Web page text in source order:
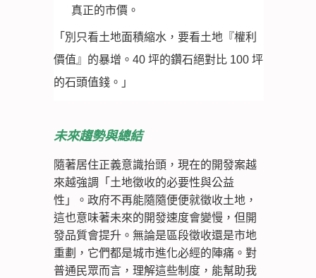
真正的市價。
「別只看土地面積縮水，要看土地『權利
價值』的暴增。40 坪的鑽石絕對比 100 坪
的石頭值錢。」
未來趨勢與總結
隨著居住正義意識抬頭，現在的開發案越
來越強調「土地徵收的必要性與公益
性」。政府不再能隨隨便便就徵收土地，
這也意味著未來的開發速度會變慢，但開
發品質會提升。無論是區段徵收還是市地
重劃，它們都是城市進化必經的陣痛。對
普通民眾而言，理解這些制度，能幫助我